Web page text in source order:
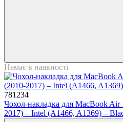
Немає в наявності
781234
Чохол-накладка для MacBook
2017) – Intel (A1466, A1369) –